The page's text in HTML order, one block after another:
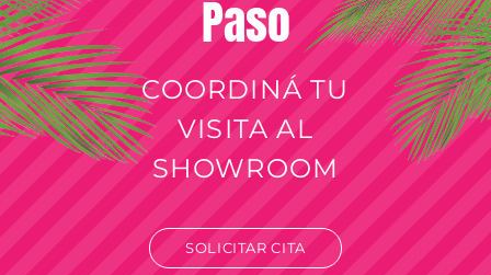
Paso
COORDINÁ TU
VISITA AL
SHOWROOM
SOLICITAR CITA